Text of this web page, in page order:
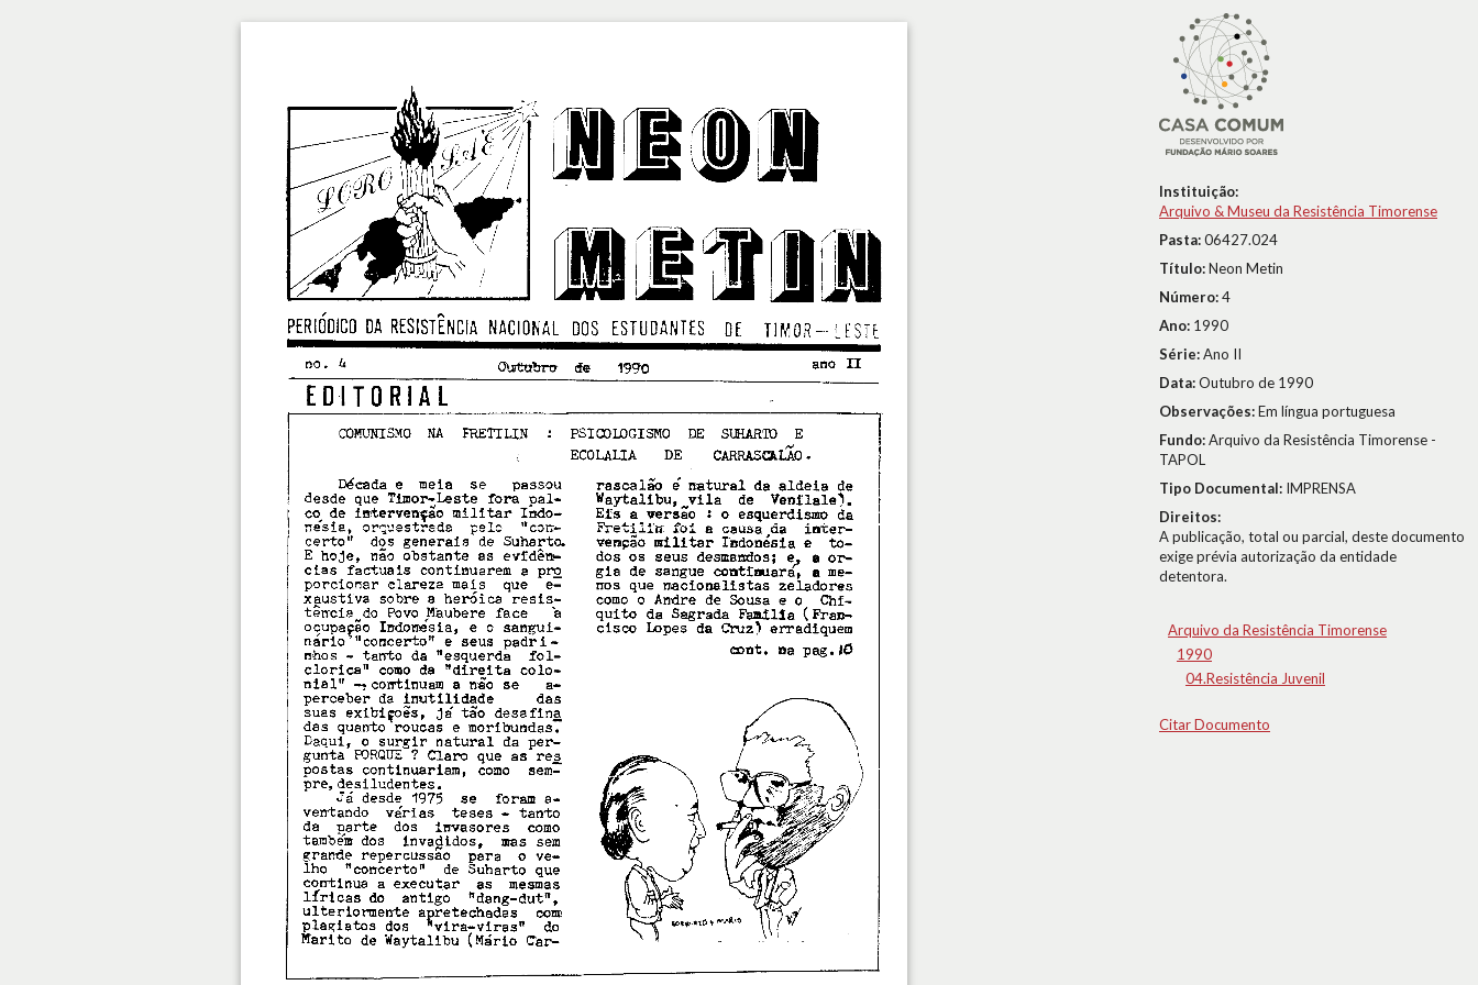
Instituição:
Arquivo & Museu da Resistência Timorense
Pasta:06427.024
Título:Neon Metin
Número:4
Ano: 1990
Série:Ano II
Data:Outubro de 1990
Observações:Em língua portuguesa
Fundo:Arquivo da Resistência Timorense -
TAPOL
Tipo Documental: IMPRENSA
Direitos:
A publicação, total ou parcial, deste documento
exige prévia autorização da entidade
detentora.
Arquivo da Resistência Timorense
1990
04.Resistência Juvenil
Citar Documento